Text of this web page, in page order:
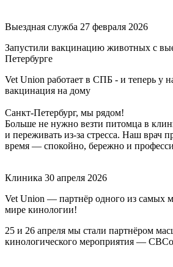
Выездная служба 27 февраля 2026
Запустили вакцинацию животных с
Петербурге
Vet Union работает в СПБ - и теперь у
вакцинация на дому
Санкт-Петербург, мы рядом!
Больше не нужно везти питомца в
и переживать из-за стресса. Наш врач
время — спокойно, бережно и
Клиника 30 апреля 2026
Vet Union — партнёр одного из самых
мире кинологии!
25 и 26 апреля мы стали партнёром
кинологического мероприятия —